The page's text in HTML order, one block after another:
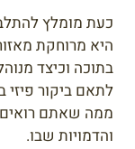
כעת מומלץ
היא מרוחקת
בתוכה וכיצד
לתאם ביקור
ממה שאתם
והדמויות שבו.